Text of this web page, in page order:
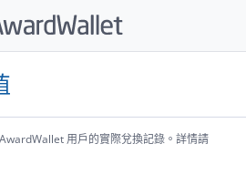
用戶的實際兌換記錄。詳情請